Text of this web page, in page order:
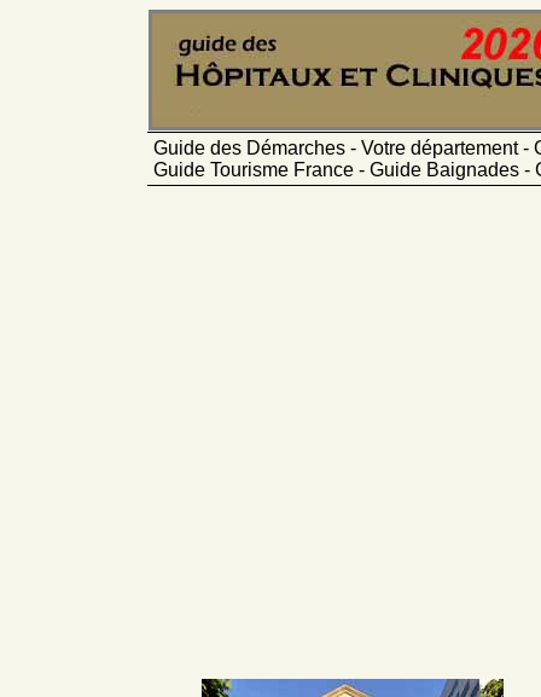
Guide des Démarches - Votre département
Guide Tourisme France - Guide Baignades